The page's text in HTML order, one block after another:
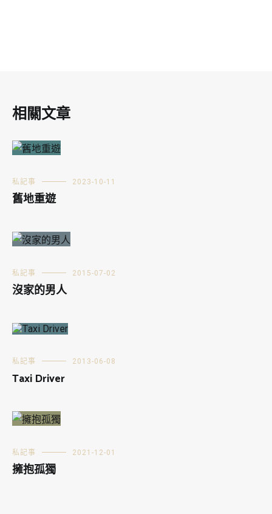
相關文章
私記事 2023-10-11
舊地重遊
私記事 2015-07-02
沒家的男人
私記事 2013-06-08
Taxi Driver
私記事 2021-12-01
擁抱孤獨